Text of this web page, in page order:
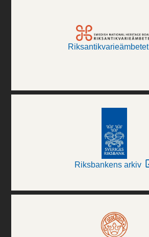
Riksantikvarieämbetet
Riksbankens arkiv